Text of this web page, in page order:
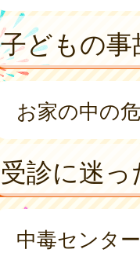
子どもの事
お家の中の
受診に迷
中毒センタ